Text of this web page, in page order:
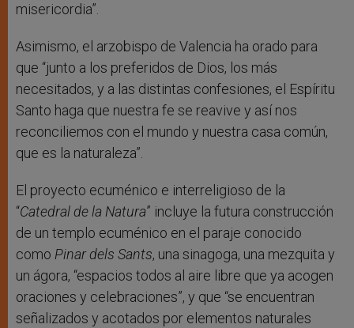
misericordia”.
Asimismo, el arzobispo de Valencia ha orado para
que “junto a los preferidos de Dios, los más
necesitados, y a las distintas confesiones, el Espíritu
Santo haga que nuestra fe se reavive y así nos
reconciliemos con el mundo y nuestra casa común,
que es la naturaleza”.
El proyecto ecuménico e interreligioso de la
“Catedral de la Natura” incluye la futura construcción
de un templo ecuménico en el paraje conocido
como Pinar dels Sants, una sinagoga, una mezquita y
un ágora, “espacios todos al aire libre que ya acogen
oraciones y celebraciones”, y que “se encuentran
señalizados y acotados por elementos naturales